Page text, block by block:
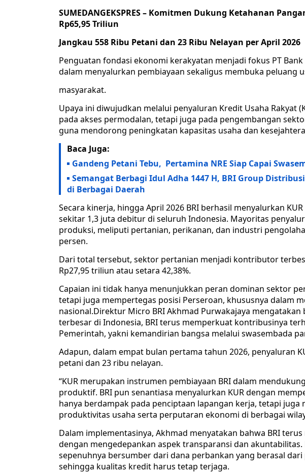
SUMEDANGEKSPRES – Komitmen Dukung Ketahanan
Rp65,95 Triliun
Jangkau 558 Ribu Petani dan 23 Ribu Nelayan per April 2026
Penguatan fondasi ekonomi kerakyatan menjadi fokus PT Bank
dalam menyalurkan pembiayaan sekaligus membuka peluang
masyarakat.
Upaya ini diwujudkan melalui penyaluran Kredit Usaha Rakyat
pada akses permodalan, tetapi juga pada pengembangan
guna mendorong peningkatan kapasitas usaha dan
Baca Juga:
Gandeng Petani Tebu, Pertamina NRE Siap Capai
Semangat Berbagi Idul Adha 1447 H, BRI Group
di Berbagai Daerah
Secara kinerja, hingga April 2026 BRI berhasil menyalurkan
sekitar 1,3 juta debitur di seluruh Indonesia. Mayoritas
produksi, meliputi pertanian, perikanan, dan industri
persen.
Dari total tersebut, sektor pertanian menjadi kontributor
Rp27,95 triliun atau setara 42,38%.
Capaian ini tidak hanya menunjukkan peran dominan sektor
tetapi juga mempertegas posisi Perseroan, khususnya dalam
nasional.Direktur Micro BRI Akhmad Purwakajaya mengatakan
terbesar di Indonesia, BRI terus memperkuat kontribusinya
Pemerintah, yakni kemandirian bangsa melalui swasembada
Adapun, dalam empat bulan pertama tahun 2026, penyaluran
petani dan 23 ribu nelayan.
“KUR merupakan instrumen pembiayaan BRI dalam
produktif. BRI pun senantiasa menyalurkan KUR dengan
hanya berdampak pada penciptaan lapangan kerja, tetapi
produktivitas usaha serta perputaran ekonomi di berbagai
Dalam implementasinya, Akhmad menyatakan bahwa BRI
dengan mengedepankan aspek transparansi dan
sepenuhnya bersumber dari dana perbankan yang berasal
sehingga kualitas kredit harus tetap terjaga.